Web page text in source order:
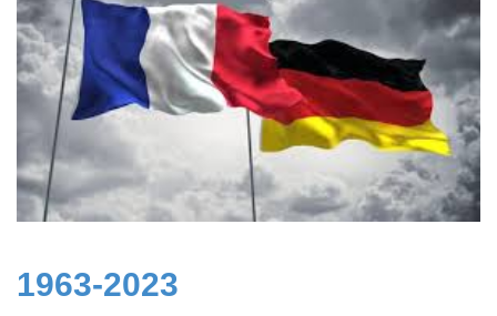
1963-2023